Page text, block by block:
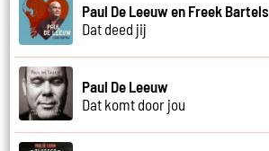
Paul De Leeuw en Freek Bartels
Dat deed jij
Paul De Leeuw
Dat komt door jou